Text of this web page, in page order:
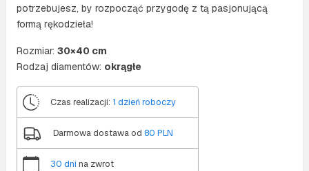
potrzebujesz, by rozpocząć przygodę z tą pasjonującą
formą rękodzieła!
Rozmiar: 30×40 cm
Rodzaj diamentów: okrągłe
Czas realizacji: 1 dzień roboczy
Darmowa dostawa od 80 PLN
30 dni na zwrot